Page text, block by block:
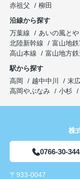
赤祖父
柳田
沿線から探す
万葉線
あいの風と
北陸新幹線
富山地
高山本線
富山地方
駅から探す
高岡
越中中川 末
高岡やぶなみ
小杉
株
0766-30-
〒933-0047